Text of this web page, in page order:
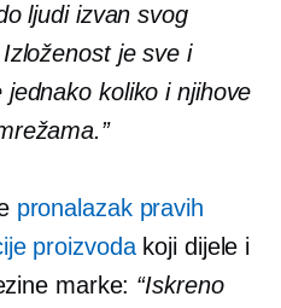
ljudi izvan svog
je sve i
koliko i njihove
pronalazak pravih
proizvodakoji dijele i
marke: “Iskreno